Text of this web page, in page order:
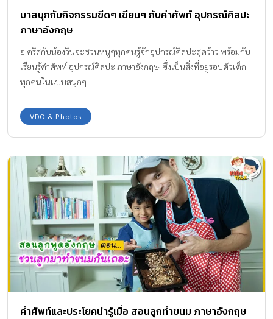
มาสนุกกับกิจกรรมขีดๆ เขียนๆ กับคำศัพท์ อุปกรณ์ศิลปะ
ภาษาอังกฤษ
อ.คริสกับน้องวินจะชวนหนูๆทุกคนรู้จักอุปกรณ์ศิลปะสุดว้าว พร้อมกับ
เรียนรู้คำศัพท์ อุปกรณ์ศิลปะ ภาษาอังกฤษ ซึ่งเป็นสิ่งที่อยู่รอบตัวเด็ก
ทุกคนในแบบสนุกๆ
VDO & Photos
คำศัพท์และประโยคน่ารู้เมื่อ สอนลูกทำขนม ภาษาอังกฤษ